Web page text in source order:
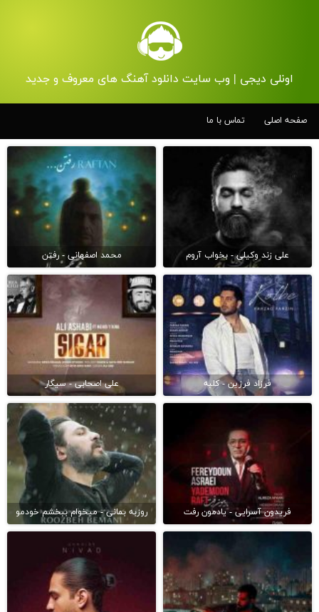
اونلی دیجی | وب سایت دانلود آهنگ های معروف و جدید
صفحه اصلی تماس با ما
علی زند وکیلی - بخواب آروم محمد اصفهانی - رفتن
فرزاد فرزین - کلبه علی اصحابی - سیگار
فریدون آسرایی - یادمون رفت روزبه بمانی - میخوام ببخشم خودمو